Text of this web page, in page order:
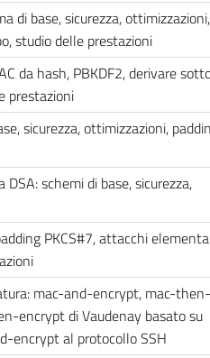
di base, sicurezza, ottimizzazioni,
studio delle prestazioni
da hash, PBKDF2, derivare
prestazioni
sicurezza, ottimizzazioni,
schemi di base, sicurezza,
PKCS#7, attacchi
mac-and-encrypt, mac-then-
encrypt di Vaudenay basato su
encrypt al protocollo SSH